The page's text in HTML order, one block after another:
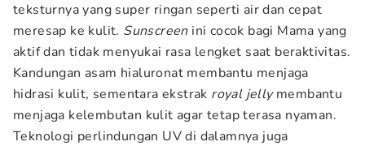
teksturnya yang super ringan seperti air dan cepat
meresap ke kulit. Sunscreenini cocok bagi Mama yang
aktif dan tidak menyukai rasa lengket saat beraktivitas.
Kandungan asam hialuronat membantu menjaga
hidrasi kulit, sementara ekstrak royal jellymembantu
menjaga kelembutan kulit agar tetap terasa nyaman.
Teknologi perlindungan UV di dalamnya juga